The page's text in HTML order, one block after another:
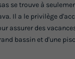
se trouve à
Il a le privilège
assurer des
bassin et d'une